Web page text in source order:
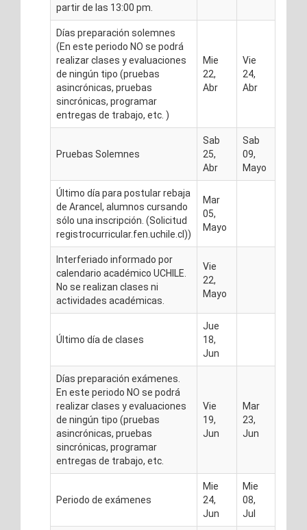
partir de las 13:00 pm.
Días preparación solemnes
(En este periodo NO se podrá
realizar clases y evaluaciones
de ningún tipo (pruebas
asincrónicas, pruebas
sincrónicas, programar
entregas de trabajo, etc. )
Mie
22,
Abr
Vie
24,
Abr
Pruebas Solemnes
Sab
25,
Abr
Sab
09,
Mayo
Último día para postular rebaja
de Arancel, alumnos cursando
sólo una inscripción. (Solicitud
registrocurricular.fen.uchile.cl))
Mar
05,
Mayo
Interferiado informado por
calendario académico UCHILE.
No se realizan clases ni
actividades académicas.
Vie
22,
Mayo
Último día de clases
Jue
18,
Jun
Días preparación exámenes.
En este periodo NO se podrá
realizar clases y evaluaciones
de ningún tipo (pruebas
asincrónicas, pruebas
sincrónicas, programar
entregas de trabajo, etc.
Vie
19,
Jun
Mar
23,
Jun
Periodo de exámenes
Mie
24,
Jun
Mie
08,
Jul